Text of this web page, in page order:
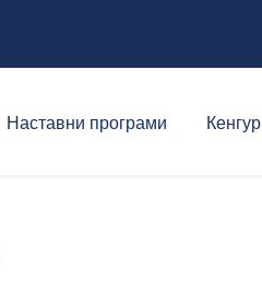
Наставни програми Кенгур